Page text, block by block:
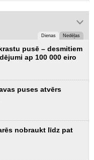
Dienas Nedēļas
pusē – desmitiem
ap 100 000 eiro
puses atvērs
nobraukt līdz pat